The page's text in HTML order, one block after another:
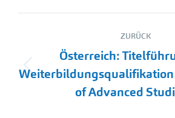
ZURÜCK
Beitrag:
Österreich:
Weiterbildungsqualifikation
of Advanced